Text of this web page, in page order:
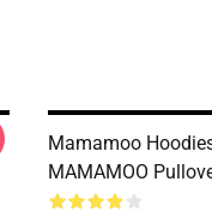
Mamamoo
MAMAMOO